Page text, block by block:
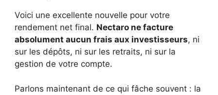
Voici une excellente nouvelle pour votre
rendement net final. Nectaro ne facture
absolument aucun frais aux investisseurs, ni
sur les dépôts, ni sur les retraits, ni sur la
gestion de votre compte.
Parlons maintenant de ce qui fâche souvent : la